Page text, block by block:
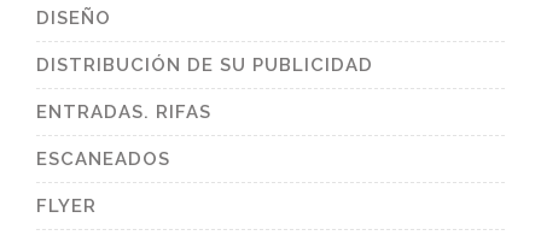
DISEÑO
DISTRIBUCIÓN DE SU PUBLICIDAD
ENTRADAS. RIFAS
ESCANEADOS
FLYER